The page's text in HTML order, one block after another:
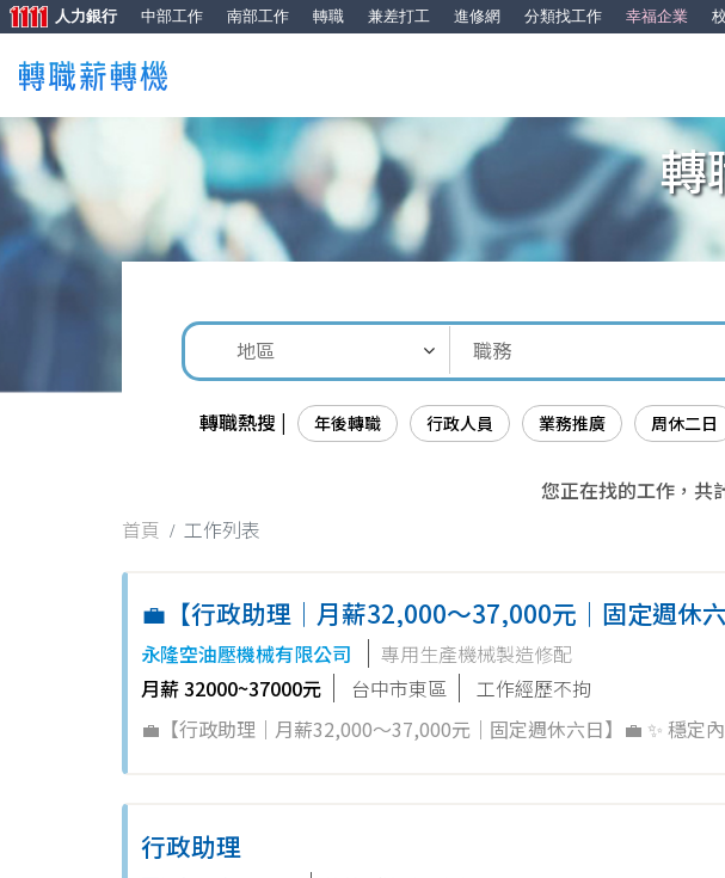
人力銀行 中部工作 南部工作 轉職 兼差打工 進修網 分類找工作 幸福企業
轉
轉職熱搜 | 年後轉職 行政人員 業務推廣 周休二日
您正在找的工作，共
首頁
工作列表
💼【行政助理｜月薪32,000～37,000元｜固定週休
× 準時下班 × 無經驗可 ✨
永隆空油壓機械有限公司
專用生產機械製造修配
月薪 32000~37000元
台中市東區
工作經歷不拘
💼【行政助理｜月薪32,000～37,000元｜固定週休六日】💼 ✨ 穩定
行政助理